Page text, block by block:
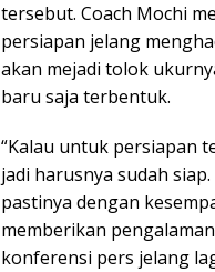
tersebut. Coach Mochi
persiapan jelang
akan mejadi tolok
baru saja terbentuk.
“Kalau untuk persiapan
jadi harusnya sudah
pastinya dengan
memberikan
konferensi pers jelang